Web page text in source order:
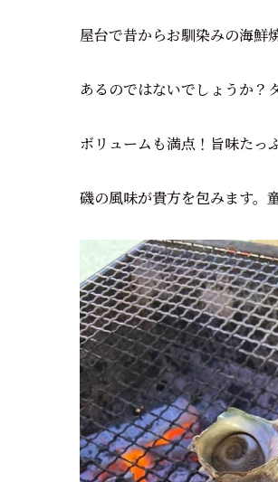
屋台で昔からお馴染みの海鮮
あるのではないでしょうか？
ボリュームも満点！旨味たっ
磯の風味が貴方を包みます。